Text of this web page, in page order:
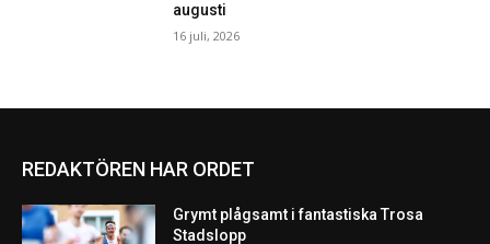
augusti
16 juli, 2026
REDAKTÖREN HAR ORDET
Grymt plågsamt i fantastiska Trosa
Stadslopp